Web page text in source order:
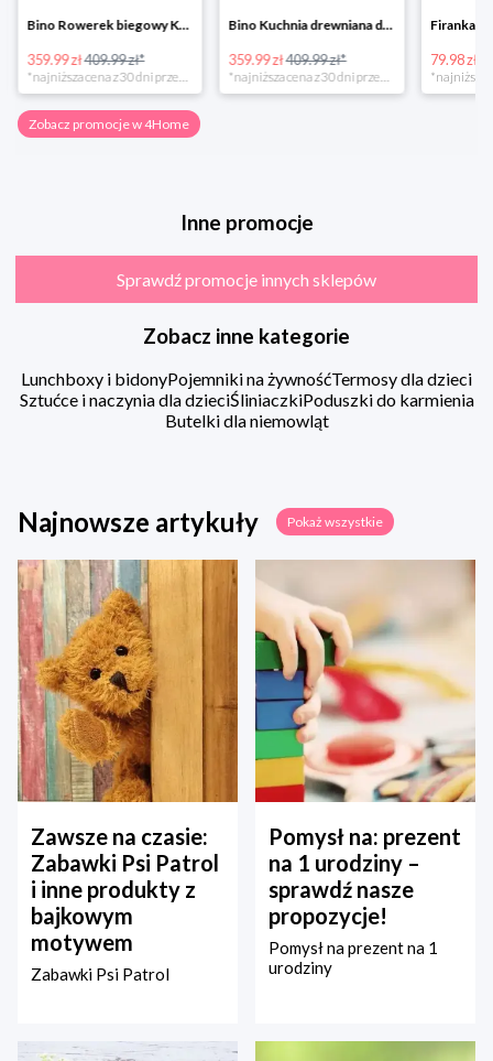
Bino Rowerek biegowy Krecik
359.99 zł409.99 zł*
*najniższa cena z 30 dni przed obniżką
Bino Kuchnia drewniana dla dzieci Provence
359.99 zł409.99 zł* 79.98 zł
Zobacz promocje w 4Home
Inne promocje
Sprawdź promocje innych sklepów
Zobacz inne kategorie
Lunchboxy i bidonyPojemniki na żywnośćTermosy dla dzieci
Sztućce i naczynia dla dzieciŚliniaczkiPoduszki do karmienia
Butelki dla niemowląt
Najnowsze artykuły Pokaż wszystkie
Zawsze na czasie:
Zabawki Psi Patrol
i inne produkty z
bajkowym
motywem
Zabawki Psi Patrol
Pomysł na: prezent
na 1 urodziny –
sprawdź nasze
propozycje!
Pomysł na prezent na 1
urodziny